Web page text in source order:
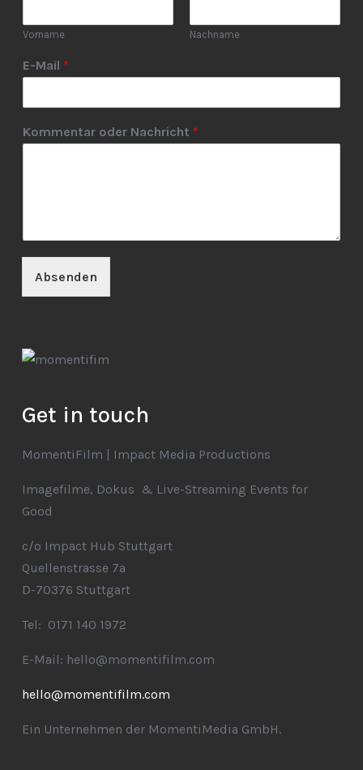
Vorname Nachname
E-Mail *
Kommentar oder Nachricht *
Absenden
Get in touch
MomentiFilm | Impact Media Productions
Imagefilme, Dokus & Live-Streaming Events for
Good
c/o Impact Hub Stuttgart
Quellenstrasse 7a
D-70376 Stuttgart
Tel: 0171 140 1972
E-Mail: hello@momentifilm.com
hello@momentifilm.com
Ein Unternehmen der MomentiMedia GmbH.